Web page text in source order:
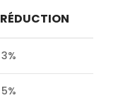
RÉDUCTION
3%
5%